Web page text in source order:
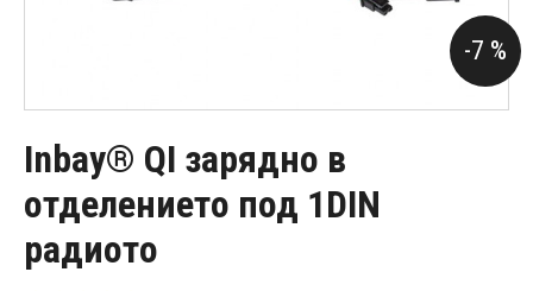
Inbay® QI зарядно в
отделението под 1DIN
радиото
-7 %